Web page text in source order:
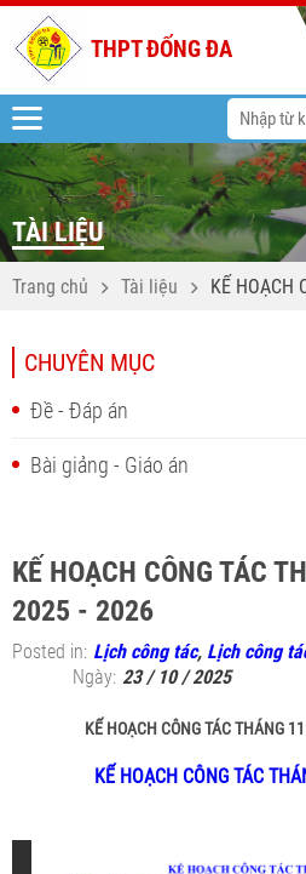
THPT ĐỐNG ĐA
TÀI LIỆU
Trang chủ Tài liệu
KẾ HOẠCH
CHUYÊN MỤC
Đề - Đáp án
Bài giảng - Giáo án
KẾ HOẠCH CÔNG TÁC
2025 - 2026
Posted in: Lịch công tác, Lịch công
Ngày: 23 / 10 / 2025
KẾ HOẠCH CÔNG TÁC THÁNG
KẾ HOẠCH CÔNG TÁC